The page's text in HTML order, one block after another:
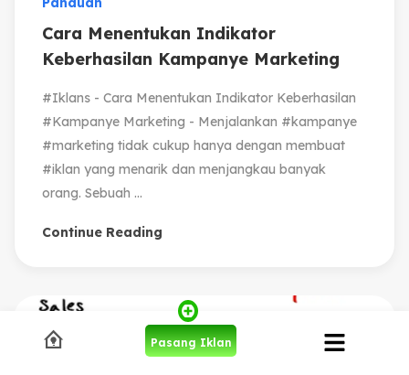
Cara Menentukan Indikator
Keberhasilan Kampanye Marketing
#Iklans - Cara Menentukan Indikator Keberhasilan
#Kampanye Marketing - Menjalankan #kampanye
#marketing tidak cukup hanya dengan membuat
#iklan yang menarik dan menjangkau banyak
orang. Sebuah ...
Continue Reading
Pasang Iklan